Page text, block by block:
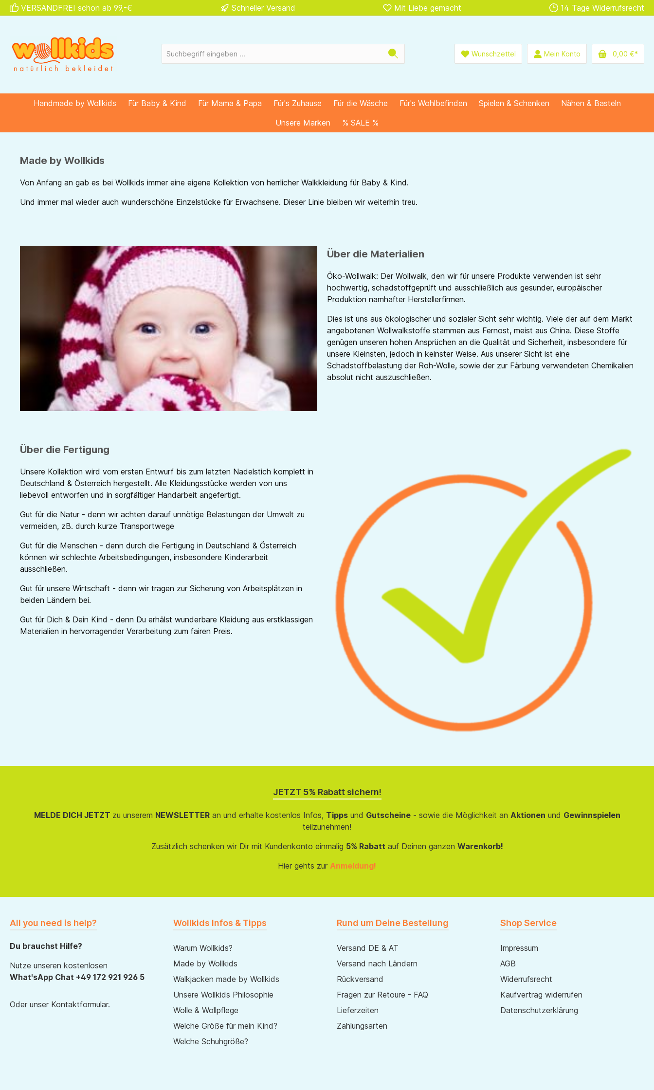
Zur Hauptnavigation springen
VERSANDFREI schon ab 99,-€ Schneller Versand Mit Liebe gemacht 14 Tage Widerrufsrecht
Wunschzettel Mein Konto 0,00 €*
Handmade by Wollkids Für Baby & Kind Für Mama & Papa Für's Zuhause Für die Wäsche Für's Wohlbefinden Spielen & Schenken
Nähen & Basteln
Unsere Marken
% SALE %
Made by Wollkids
Von Anfang an gab es bei Wollkids immer eine eigene Kollektion von herrlicher Walkkleidung für Baby & Kind.
Und immer mal wieder auch wunderschöne Einzelstücke für Erwachsene. Dieser Linie bleiben wir weiterhin treu.
Über die Materialien
Öko-Wollwalk: Der Wollwalk, den wir für unsere Produkte verwenden ist sehr
hochwertig, schadstoffgeprüft und ausschließlich aus gesunder, europäischer
Produktion namhafter Herstellerfirmen.
Dies ist uns aus ökologischer und sozialer Sicht sehr wichtig. Viele der auf dem Markt
angebotenen Wollwalkstoffe stammen aus Fernost, meist aus China. Diese Stoffe
genügen unseren hohen Ansprüchen an die Qualität und Sicherheit, insbesondere für
unsere Kleinsten, jedoch in keinster Weise. Aus unserer Sicht ist eine
Schadstoffbelastung der Roh-Wolle, sowie der zur Färbung verwendeten Chemikalien
absolut nicht auszuschließen.
Über die Fertigung
Unsere Kollektion wird vom ersten Entwurf bis zum letzten Nadelstich komplett in
Deutschland & Österreich hergestellt. Alle Kleidungsstücke werden von uns
liebevoll entworfen und in sorgfältiger Handarbeit angefertigt.
Gut für die Natur - denn wir achten darauf unnötige Belastungen der Umwelt zu
vermeiden, zB. durch kurze Transportwege
Gut für die Menschen - denn durch die Fertigung in Deutschland & Österreich
können wir schlechte Arbeitsbedingungen, insbesondere Kinderarbeit
ausschließen.
Gut für unsere Wirtschaft - denn wir tragen zur Sicherung von Arbeitsplätzen in
beiden Ländern bei.
Gut für Dich & Dein Kind - denn Du erhälst wunderbare Kleidung aus erstklassigen
Materialien in hervorragender Verarbeitung zum fairen Preis.
JETZT 5% Rabatt sichern!
MELDE DICH JETZT zu unserem NEWSLETTERan und erhalte kostenlos Infos, Tippsund Gutscheine- sowie die Möglichkeit an Aktionen und Gewinnspielen
teilzunehmen!
Zusätzlich schenken wir Dir mit Kundenkonto einmalig 5% Rabatt auf Deinen ganzen Warenkorb!
Hier gehts zur Anmeldung!
All you need is help?
Du brauchst Hilfe?
Nutze unseren kostenlosen
What'sApp Chat +49 172 921 926 5
Oder unser Kontaktformular.
Wollkids Infos & Tipps
Warum Wollkids?
Made by Wollkids
Walkjacken made by Wollkids
Unsere Wollkids Philosophie
Wolle & Wollpflege
Welche Größe für mein Kind?
Welche Schuhgröße?
Rund um Deine Bestellung
Versand DE & AT
Versand nach Ländern
Rückversand
Fragen zur Retoure - FAQ
Lieferzeiten
Zahlungsarten
Shop Service
Impressum
AGB
Widerrufsrecht
Kaufvertrag widerrufen
Datenschutzerklärung